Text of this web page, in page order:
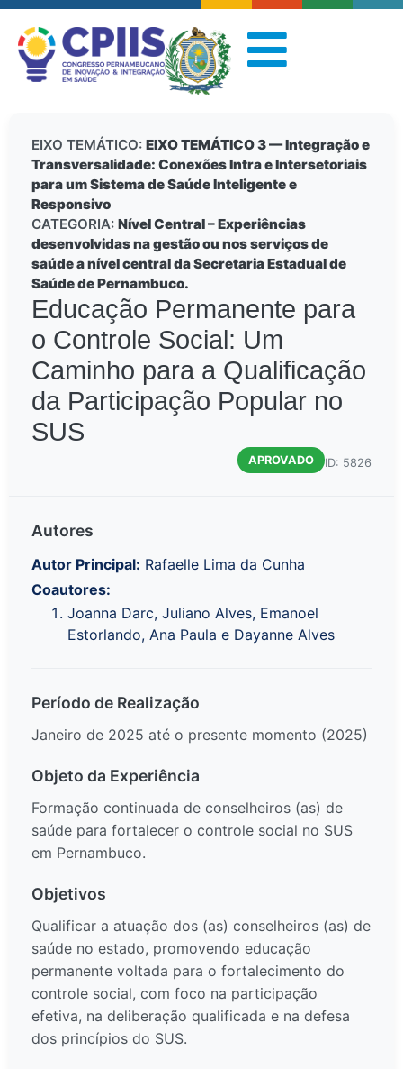
EIXO TEMÁTICO: EIXO TEMÁTICO 3 — Integração e
Transversalidade: Conexões Intra e Intersetoriais
para um Sistema de Saúde Inteligente e
Responsivo
CATEGORIA: Nível Central – Experiências
desenvolvidas na gestão ou nos serviços de
saúde a nível central da Secretaria Estadual de
Saúde de Pernambuco.
Educação Permanente para
o Controle Social: Um
Caminho para a Qualificação
da Participação Popular no
SUS
APROVADO ID: 5826
Autores
Autor Principal: Rafaelle Lima da Cunha
Coautores:
Joanna Darc, Juliano Alves, Emanoel
Estorlando, Ana Paula e Dayanne Alves
Período de Realização
Janeiro de 2025 até o presente momento (2025)
Objeto da Experiência
Formação continuada de conselheiros (as) de
saúde para fortalecer o controle social no SUS
em Pernambuco.
Objetivos
Qualificar a atuação dos (as) conselheiros (as) de
saúde no estado, promovendo educação
permanente voltada para o fortalecimento do
controle social, com foco na participação
efetiva, na deliberação qualificada e na defesa
dos princípios do SUS.